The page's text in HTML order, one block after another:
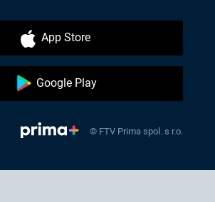
App Store
Google Play
© FTV Prima spol. s r.o.